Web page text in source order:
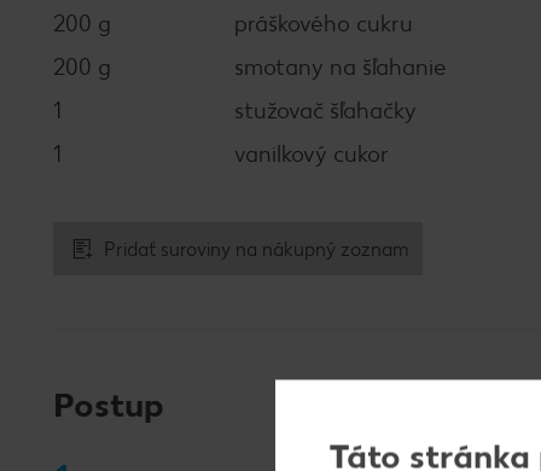
200 g
práškového cukru
200 g
smotany na šľahanie
1
stužovač šľahačky
1
vanilkový cukor
Pridať suroviny na nákupný zoznam
Postup
Táto stránka